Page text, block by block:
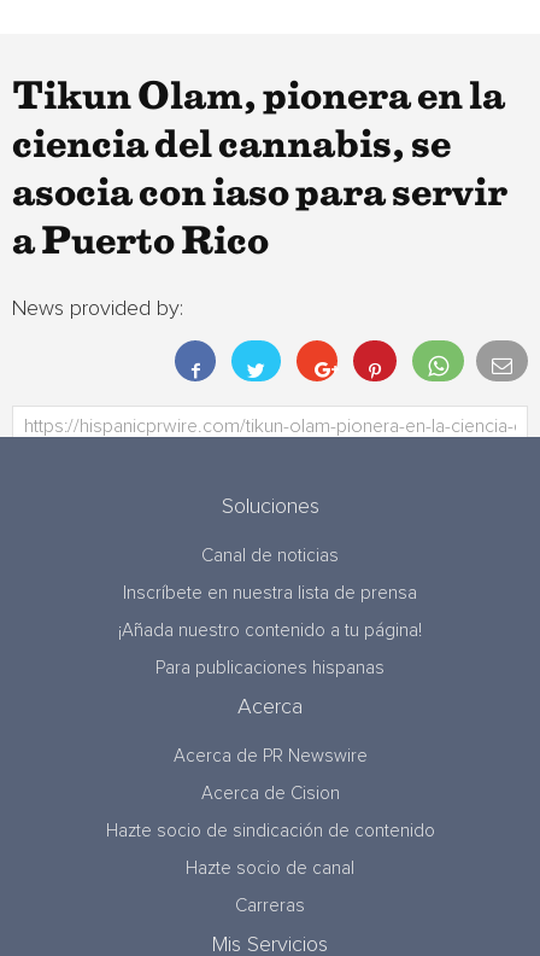
Tikun Olam, pionera en la
ciencia del cannabis, se
asocia con iaso para servir
a Puerto Rico
News provided by:
Soluciones
Canal de noticias
Inscríbete en nuestra lista de prensa
¡Añada nuestro contenido a tu página!
Para publicaciones hispanas
Acerca
Acerca de PR Newswire
Acerca de Cision
Hazte socio de sindicación de contenido
Hazte socio de canal
Carreras
Mis Servicios